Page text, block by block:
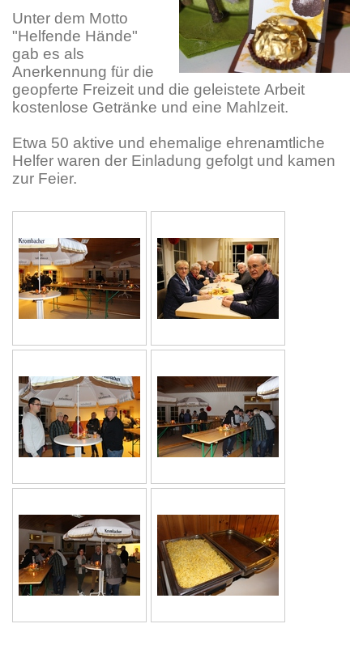
Unter dem Motto
"Helfende Hände"
gab es als
Anerkennung für die
geopferte Freizeit und die geleistete Arbeit
kostenlose Getränke und eine Mahlzeit.
Etwa 50 aktive und ehemalige ehrenamtliche
Helfer waren der Einladung gefolgt und kamen
zur Feier.